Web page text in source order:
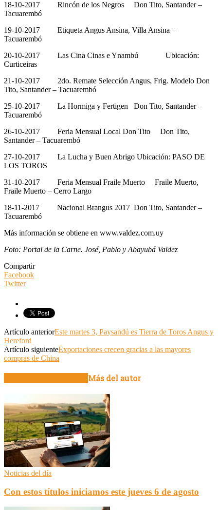
18-10-2017 Rincón de los Negros Don Tito, Santander –
Tacuarembó
19-10-2017 Etiqueta Angus Ansina, Villa Ansina –
Tacuarembó
20-10-2017 Las Cina Cinas e Ynambú Ubicación:
Curticeiras
21-10-2017 2do. Remate Selección Angus, Frig. Modelo Don
Tito, Santander – Tacuarembó
25-10-2017 La Hormiga y Fertigen Don Tito, Santander –
Tacuarembó
26-10-2017 Feria Mensual Local Don Tito Don Tito,
Santander – Tacuarembó
27-10-2017 La Lucha y Buen Abrigo Ubicación: PASO DE
LOS TOROS
31-10-2017 Feria Mensual Fraile Muerto Fraile Muerto,
Fraile Muerto – Cerro Largo
18-11-2017 Nacional Brangus 2017 Don Tito, Santander –
Tacuarembó
Más información se obtiene en www.valdez.com.uy
Foto: Portal de la Carne. José, Pablo y Abayubá Valdez
Compartir
Facebook
Twitter
Artículo anteriorEste martes 3, Paysandú es Tierra de Toros Angus y
Hereford
Artículo siguienteExportaciones crecen gracias a las mayores
compras de China
Más del autor
Noticias del día
Con estos títulos iniciamos este jueves 6 de agosto